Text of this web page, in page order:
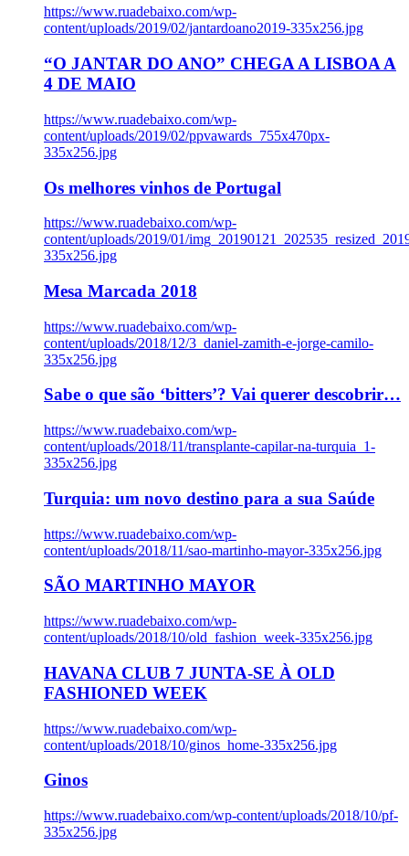
https://www.ruadebaixo.com/wp-
content/uploads/2019/02/jantardoano2019-335x256.jpg
“O JANTAR DO ANO” CHEGA A LISBOA A
4 DE MAIO
https://www.ruadebaixo.com/wp-
content/uploads/2019/02/ppvawards_755x470px-
335x256.jpg
Os melhores vinhos de Portugal
https://www.ruadebaixo.com/wp-
content/uploads/2019/01/
335x256.jpg
Mesa Marcada 2018
https://www.ruadebaixo.com/wp-
content/uploads/2018/12/3_daniel-zamith-e-jorge-camilo-
335x256.jpg
Sabe o que são ‘bitters’? Vai querer descobrir…
https://www.ruadebaixo.com/wp-
content/uploads/2018/11/transplante-capilar-na-turquia_1-
335x256.jpg
Turquia: um novo destino para a sua Saúde
https://www.ruadebaixo.com/wp-
content/uploads/2018/11/sao-martinho-mayor-335x256.jpg
SÃO MARTINHO MAYOR
https://www.ruadebaixo.com/wp-
content/uploads/2018/10/old_fashion_week-335x256.jpg
HAVANA CLUB 7 JUNTA-SE À OLD
FASHIONED WEEK
https://www.ruadebaixo.com/wp-
content/uploads/2018/10/ginos_home-335x256.jpg
Ginos
https://www.ruadebaixo.com/wp-content/uploads/2018/10/pf-
335x256.jpg